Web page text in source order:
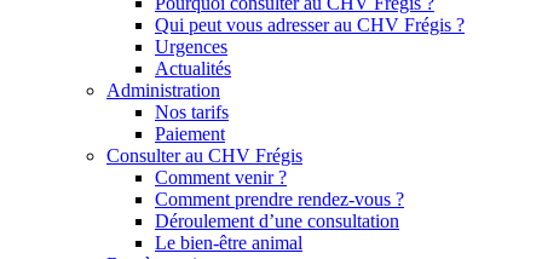
Qui peut vous adresser au CHV Frégis ?
Urgences
Actualités
Administration
Nos tarifs
Paiement
Consulter au CHV Frégis
Comment venir ?
Comment prendre rendez-vous ?
Déroulement d’une consultation
Le bien-être animal